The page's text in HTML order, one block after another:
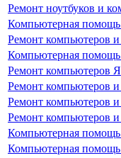
Ремонт ноутбуков и
Компьютерная
Ремонт компьютеров
Компьютерная помощь
Ремонт компьютеров
Ремонт компьютеров
Ремонт компьютеров
Ремонт компьютеров
Компьютерная
Компьютерная помощь